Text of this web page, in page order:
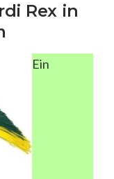
Rex in
Ein